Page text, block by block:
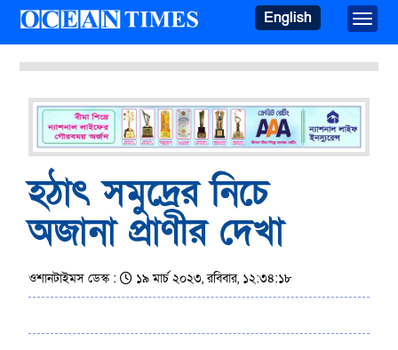
English
হঠাৎ সমুদ্রের নিচে
অজানা প্রাণীর দেখা
ওশানটাইমস ডেস্ক : ১৯ মার্চ ২০২৩, রবিবার, ১২:৩৪:১৮